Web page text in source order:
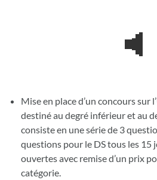
Mise en place d’un concours sur
destiné au degré inférieur et au
consiste en une série de 3
questions pour le DS tous les 15
ouvertes avec remise d’un prix
catégorie.